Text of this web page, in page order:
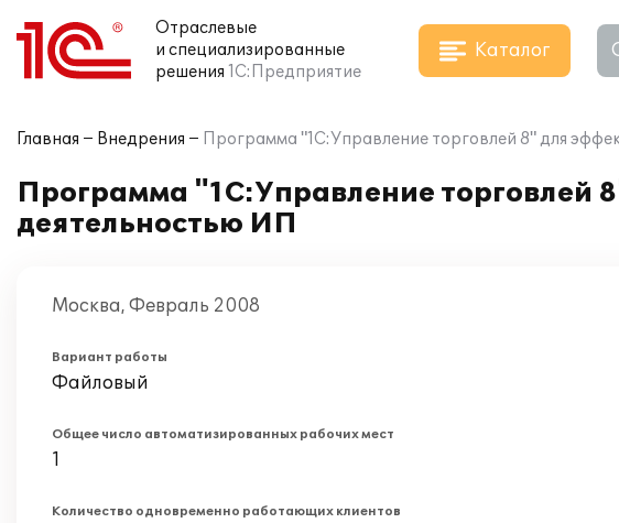
Отраслевые
и специализированные
решения 1С:Предприятие
Каталог
Главная Внедрения Программа "1С:Управление торговлей 8" для
Программа "1С:Управление торговлей
деятельностью ИП
Москва, Февраль 2008
Вариант работы
Файловый
Общее число автоматизированных рабочих мест
1
Количество одновременно работающих клиентов